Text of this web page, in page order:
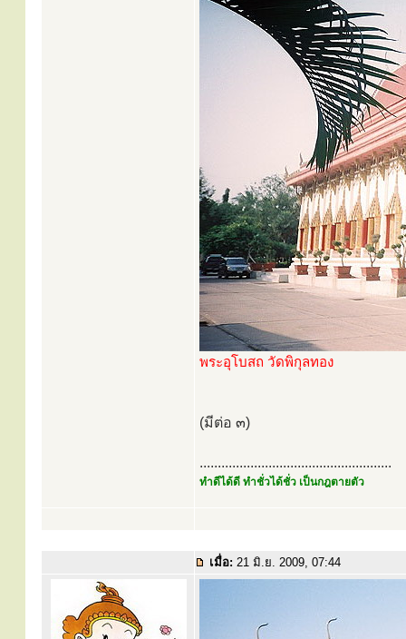
พระอุโบสถ วัดพิกุลทอง
(มีต่อ ๓)
.....................................................
ทำดีได้ดี ทำชั่วได้ชั่ว เป็นกฎตายตัว
เมื่อ: 21 มิ.ย. 2009, 07:44